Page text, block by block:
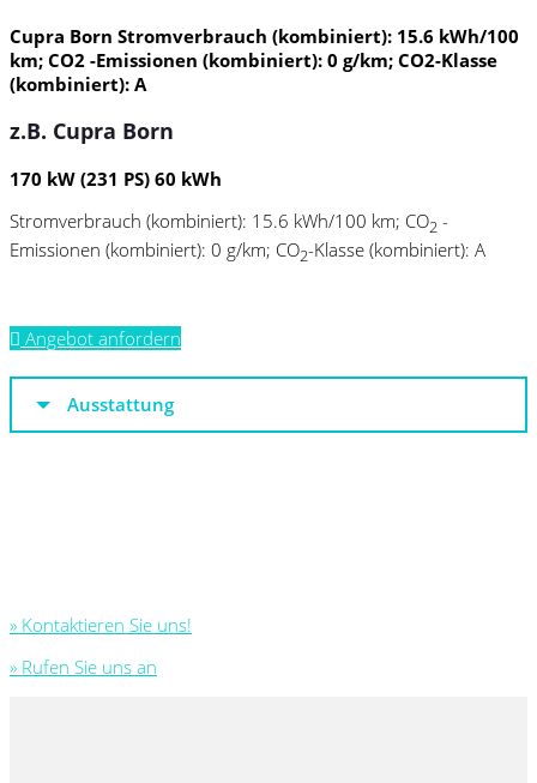
Cupra Born Stromverbrauch (kombiniert): 15.6 kWh/100
km; CO2 -Emissionen (kombiniert): 0 g/km; CO2-Klasse
(kombiniert): A
z.B. Cupra Born
170 kW (231 PS) 60 kWh
Stromverbrauch (kombiniert): 15.6 kWh/100 km; CO2 -
Emissionen (kombiniert): 0 g/km; CO2-Klasse (kombiniert): A
Angebot anfordern
Ausstattung
» Kontaktieren Sie uns!
» Rufen Sie uns an